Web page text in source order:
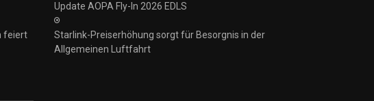
feiert
Update AOPA Fly-In 2026 EDLS
Starlink-Preiserhöhung sorgt für Besorgnis in der
Allgemeinen Luftfahrt